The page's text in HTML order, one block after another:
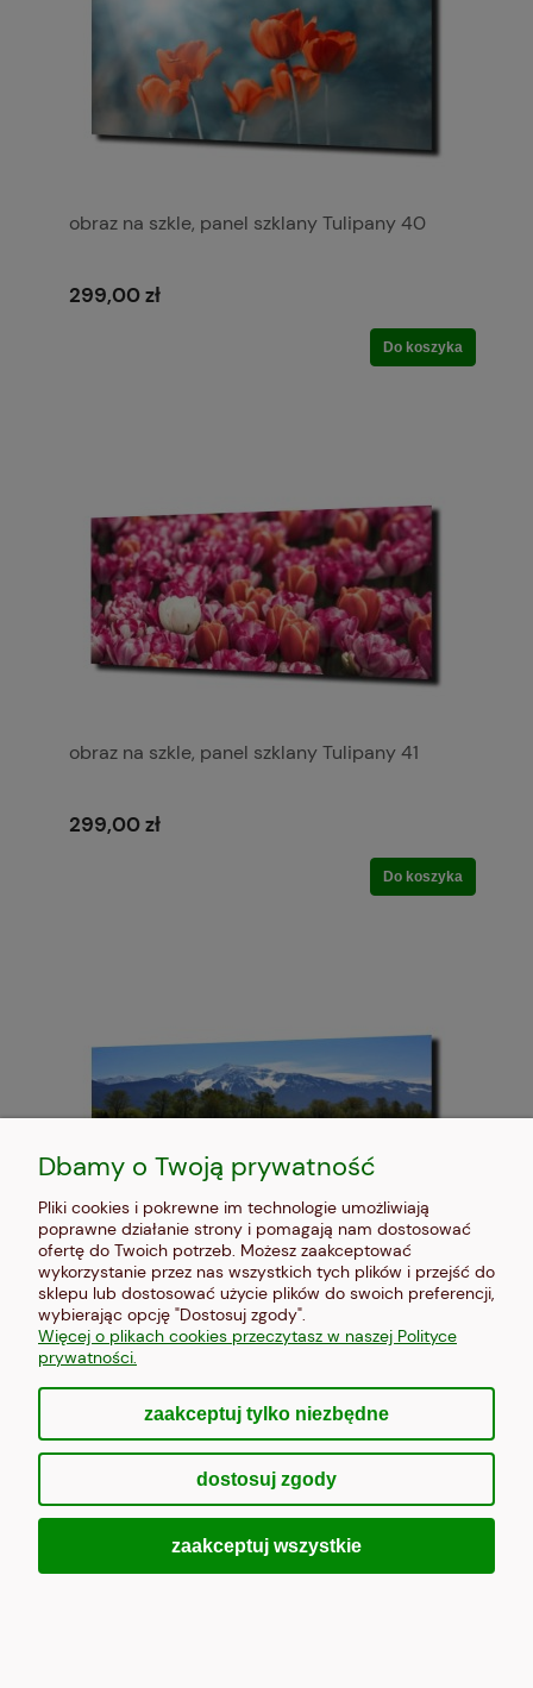
obraz na szkle, panel szklany Tulipany 40
299,00 zł
Do koszyka
obraz na szkle, panel szklany Tulipany 41
299,00 zł
Do koszyka
obraz na szkle, panel szklany Tulipany 43
299,00 zł
Do koszyka
Dbamy o Twoją prywatność
Pliki cookies i pokrewne im technologie umożliwiają
poprawne działanie strony i pomagają nam dostosować
ofertę do Twoich potrzeb. Możesz zaakceptować
wykorzystanie przez nas wszystkich tych plików i przejść do
sklepu lub dostosować użycie plików do swoich preferencji,
wybierając opcję "Dostosuj zgody".
Więcej o plikach cookies przeczytasz w naszej Polityce
prywatności.
zaakceptuj tylko niezbędne
dostosuj zgody
zaakceptuj wszystkie